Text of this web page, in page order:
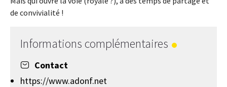
de convivialité !
Informations complémentaires
Contact
https://www.adonf.net